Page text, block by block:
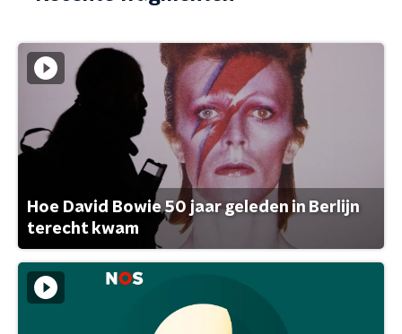
Hoe David Bowie 50 jaar geleden in Berlijn
terecht kwam